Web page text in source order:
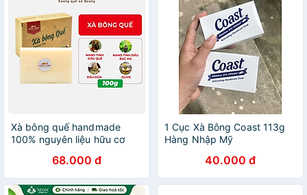
Xà bông quế handmade
100% nguyên liệu hữu cơ
viêm nang lông hộp 100g
Quế Rừng Xanh - HÀNG
CHÍNH HÃNG
68.000 đ
1 Cục Xà Bông Coast 113g
Hàng Nhập Mỹ
40.000 đ